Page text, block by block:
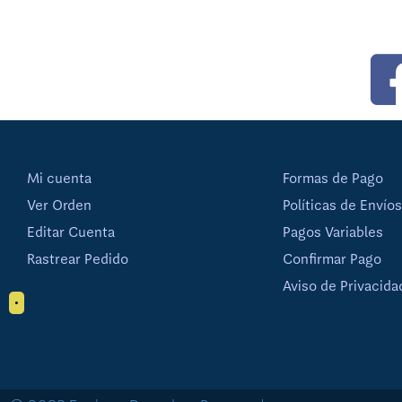
Mi cuenta
Ver Orden
Editar Cuenta
Rastrear Pedido
•
Formas de Pago
Políticas de Envíos
Pagos Variables
Confirmar Pago
Aviso de